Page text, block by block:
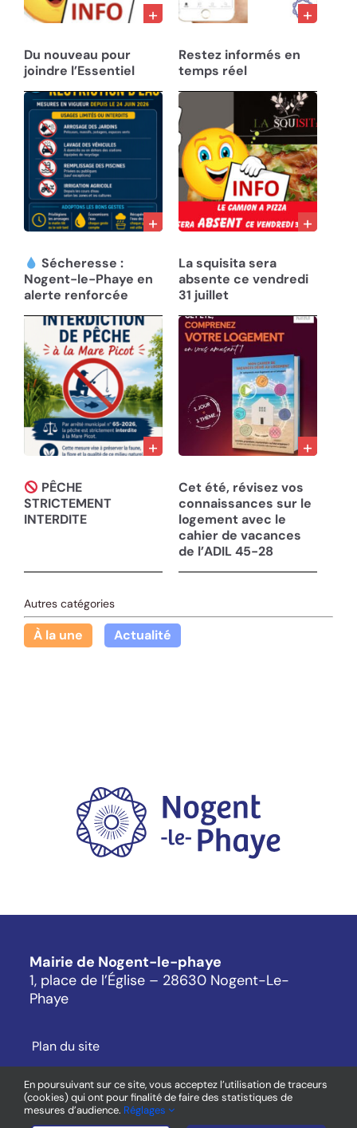
Du nouveau pour
joindre l’Essentiel
Restez informés en
temps réel
Sécheresse :
Nogent-le-Phaye en
alerte renforcée
La squisita sera
absente ce vendredi
31 juillet
PÊCHE
STRICTEMENT
INTERDITE
Cet été, révisez vos
connaissances sur le
logement avec le
cahier de vacances
de l’ADIL 45-28
Autres catégories
À la une Actualité
Mairie de Nogent-le-phaye
1, place de l’Église – 28630 Nogent-Le-
Phaye
Plan du site
Cookies
En poursuivant sur ce site, vous acceptez l’utilisation de traceurs
(cookies) qui ont pour finalité de faire des statistiques de
mesures d’audience. Réglages